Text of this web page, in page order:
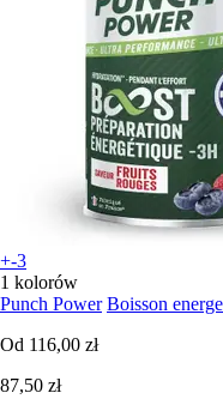
+-3
1 kolorów
Punch Power Boisson
Od 116,00 zł
87,50 zł